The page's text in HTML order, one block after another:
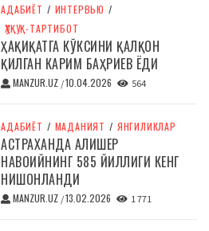
АДАБИЁТ / ИНТЕРВЬЮ /
ҲУҚУҚ-ТАРТИБОТ
ҲАҚИҚАТГА КЎКСИНИ ҚАЛҚОН
ҚИЛГАН КАРИМ БАҲРИЕВ ЁДИ
MANZUR.UZ /10.04.2026 564
АДАБИЁТ / МАДАНИЯТ / ЯНГИЛИКЛАР
АСТРАХАНДА АЛИШЕР
НАВОИЙНИНГ 585 ЙИЛЛИГИ КЕНГ
НИШОНЛАНДИ
MANZUR.UZ /13.02.2026 1 771